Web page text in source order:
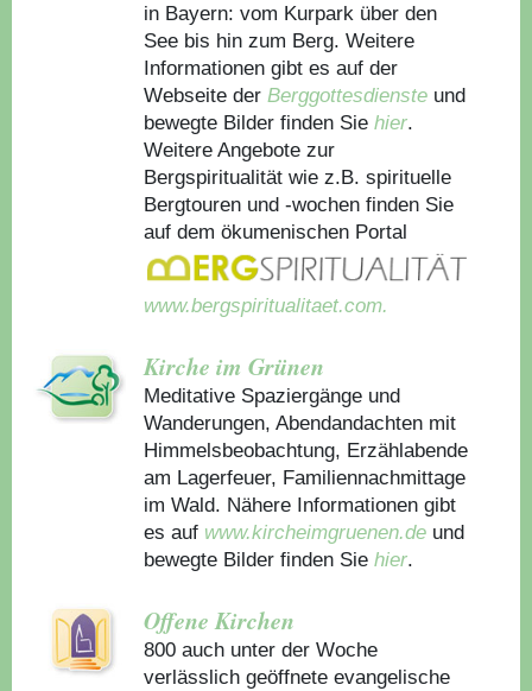
in Bayern: vom Kurpark über den
See bis hin zum Berg. Weitere
Informationen gibt es auf der
Webseite derBerggottesdienste und
bewegte Bilder finden Sie hier.
Weitere Angebote zur
Bergspiritualität wie z.B. spirituelle
Bergtouren und -wochen finden Sie
auf dem ökumenischen Portal
www.bergspiritualitaet.com.
Kirche im Grünen
Meditative Spaziergänge und
Wanderungen, Abendandachten mit
Himmelsbeobachtung, Erzählabende
am Lagerfeuer, Familiennachmittage
im Wald. Nähere Informationen gibt
es auf www.kircheimgruenen.de und
bewegte Bilder finden Sie hier.
Offene Kirchen
800 auch unter der Woche
verlässlich geöffnete evangelische